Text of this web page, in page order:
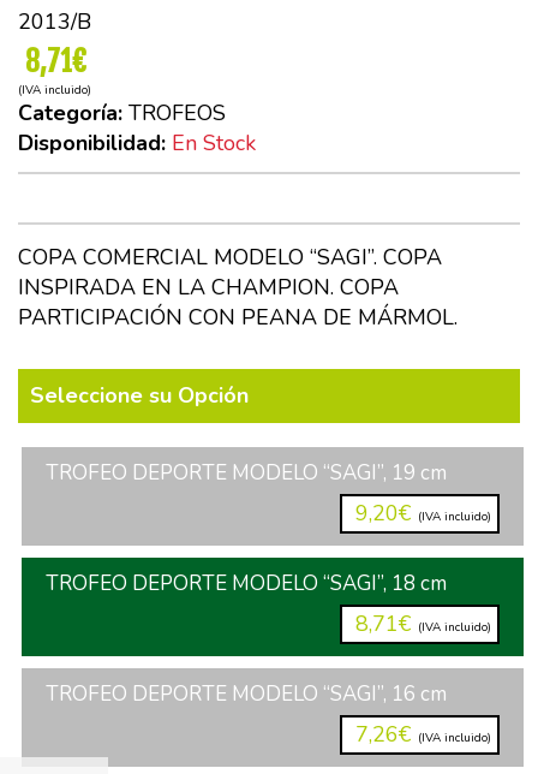
2013/B
8,71€
(IVA incluido)
Categoría: TROFEOS
Disponibilidad: En Stock
COPA COMERCIAL MODELO “SAGI”. COPA
INSPIRADA EN LA CHAMPION. COPA
PARTICIPACIÓN CON PEANA DE MÁRMOL.
Seleccione su Opción
TROFEO DEPORTE MODELO “SAGI”, 19 cm
9,20€ (IVA incluido)
TROFEO DEPORTE MODELO “SAGI”, 18 cm
8,71€ (IVA incluido)
TROFEO DEPORTE MODELO “SAGI”, 16 cm
7,26€ (IVA incluido)